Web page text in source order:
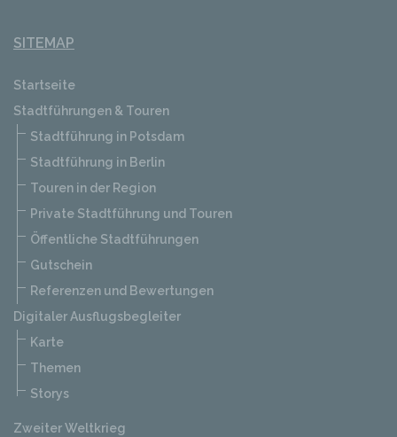
SITEMAP
Startseite
Stadtführungen & Touren
Stadtführung in Potsdam
Stadtführung in Berlin
Touren in der Region
Private Stadtführung und Touren
Öffentliche Stadtführungen
Gutschein
Referenzen und Bewertungen
Digitaler Ausflugsbegleiter
Karte
Themen
Storys
Zweiter Weltkrieg